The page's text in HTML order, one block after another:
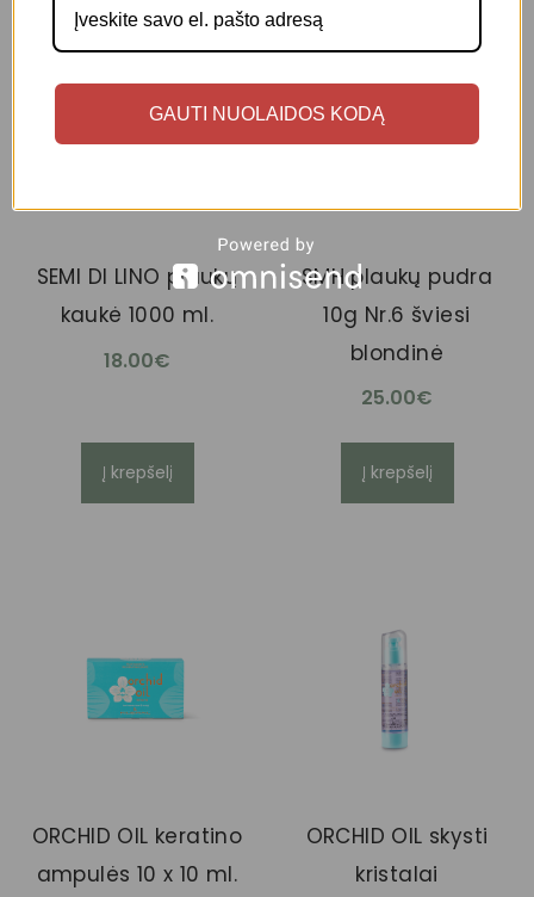
SEMI DI LINO plaukų
kaukė 1000 ml.
18.00€
Į krepšelį
SMH plaukų pudra
10g Nr.6 šviesi
blondinė
25.00€
Į krepšelį
ORCHID OIL keratino
ampulės 10 x 10 ml.
ORCHID OIL skysti
kristalai
GAUTI NUOLAIDOS KODĄ